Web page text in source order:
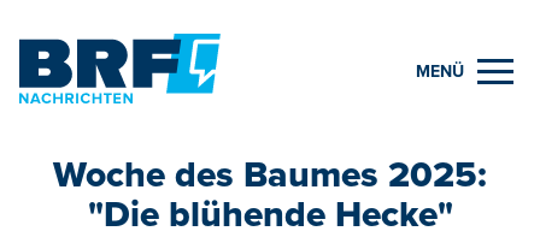
MENÜ
Woche des Baumes 2025:
"Die blühende Hecke"